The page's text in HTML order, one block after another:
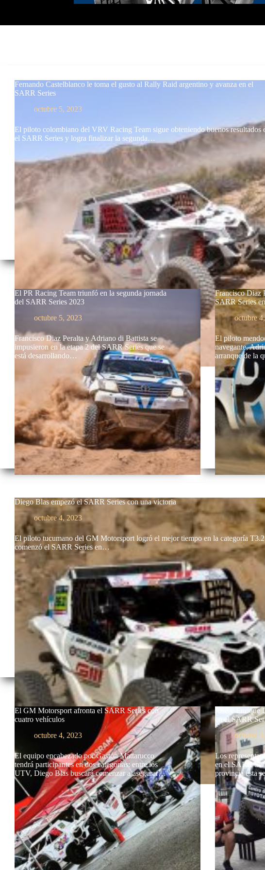
Fernando Castelblanco le toma el gusto al Rally Raid argentino y avanza en el
SARR Series
octubre 5, 2023
El piloto colombiano del VRV Racing Team sigue obteniendo buenos resultados
el SARR Series y logra finalizar la segunda…
El PR Racing Team triunfó en la segunda jornada
del SARR Series 2023
octubre 5, 2023
Francisco Diaz Peralta y Adriano di Battista se
impusieron en la etapa 2 del SARR Series que se
está desarrollando…
Francisco Diaz
SARR Series
octubre
El piloto
navegante,
arranque de la
Diego Blas empezó el SARR Series con una victoria
octubre 4, 2023
El piloto tucumano del GM Motorsport logró el mejor tiempo en la categoría
comenzó el SARR Series en…
El GM Motorsport afronta el SARR Series con
cuatro vehículos
octubre 4, 2023
El equipo encabezado por Gastón Mattarucco
tendrá participantes en dos categorías: entre los
UTV, Diego Blas buscará comenzar a asegurar…
José y
en el SARR
octubre
Los
en el SARR
provincia esta